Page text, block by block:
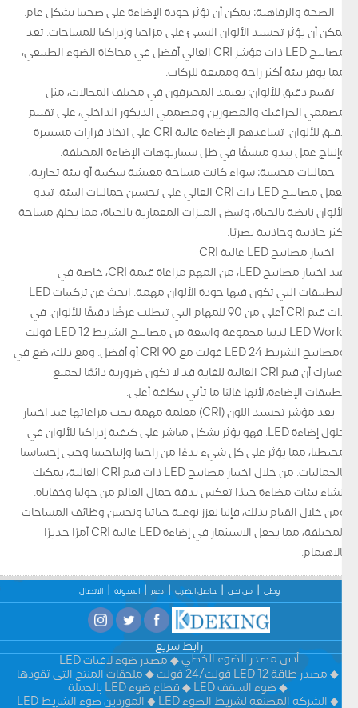
الصحة والرفاهية: يمكن أن تؤثر جودة الإضاءة على صحتنا بشكل عام.
يمكن أن يؤثر تجسيد الألوان السيئ على مزاجنا وإدراكنا للمساحات. تعد
مصابيح LED ذات مؤشر CRI العالي أفضل في محاكاة الضوء الطبيعي،
مما يوفر بيئة أكثر راحة وممتعة للركاب.
تقييم دقيق للألوان: يعتمد المحترفون في مختلف المجالات، مثل
مصممي الجرافيك والمصورين ومصممي الديكور الداخلي، على تقييم
دقيق للألوان. تساعدهم الإضاءة عالية CRI على اتخاذ قرارات مستنيرة
وإنتاج عمل يبدو متسقًا في ظل سيناريوهات الإضاءة المختلفة.
جماليات محسنة: سواء كانت مساحة معيشة سكنية أو بيئة تجارية،
تعمل مصابيح LED ذات CRI العالي على تحسين جماليات البيئة. تبدو
الألوان نابضة بالحياة، وتنبض الميزات المعمارية بالحياة، مما يخلق مساحة
أكثر جاذبية وجاذبية بصريًا.
اختيار مصابيح LED عالية CRI
عند اختيار مصابيح LED، من المهم مراعاة قيمة CRI، خاصة في
التطبيقات التي تكون فيها جودة الألوان مهمة. ابحث عن تركيبات LED
ذات قيم CRI أعلى من 90 للمهام التي تتطلب عرضًا دقيقًا للألوان. في
LED World لدينا مجموعة واسعة من مصابيح الشريط LED 12 فولت
ومصابيح الشريط LED 24 فولت مع CRI 90 أو أفضل. ومع ذلك، ضع في
اعتبارك أن قيم CRI العالية للغاية قد لا تكون ضرورية دائمًا لجميع
تطبيقات الإضاءة، لأنها غالبًا ما تأتي بتكلفة أعلى.
يعد مؤشر تجسيد اللون (CRI) معلمة مهمة يجب مراعاتها عند اختيار
حلول إضاءة LED. فهو يؤثر بشكل مباشر على كيفية إدراكنا للألوان في
محيطنا، مما يؤثر على كل شيء بدءًا من راحتنا وإنتاجيتنا وحتى إحساسنا
بالجماليات. من خلال اختيار مصابيح LED ذات قيم CRI العالية، يمكنك
إنشاء بيئات مضاءة جيدًا تعكس بدقة جمال العالم من حولنا وخفاياه.
ومن خلال القيام بذلك، فإننا نعزز نوعية حياتنا ونحسن وظائف المساحات
المختلفة، مما يجعل الاستثمار في إضاءة LED عالية CRI أمرًا جديرًا
بالاهتمام.
وطن من نحن حاصل الضرب دعم المدونة الاتصال
رابط سريع
أدى مصدر الضوء الخطي
مصدر ضوء لافتات LED
مصدر طاقة LED 12 فولت/24 فولت
ملحقات المنتج التي تقودها
ضوء السقف LED
قطاع ضوء LED بالجملة
الشركة المصنعة لشريط الضوء LED
الموردين ضوء الشريط LED